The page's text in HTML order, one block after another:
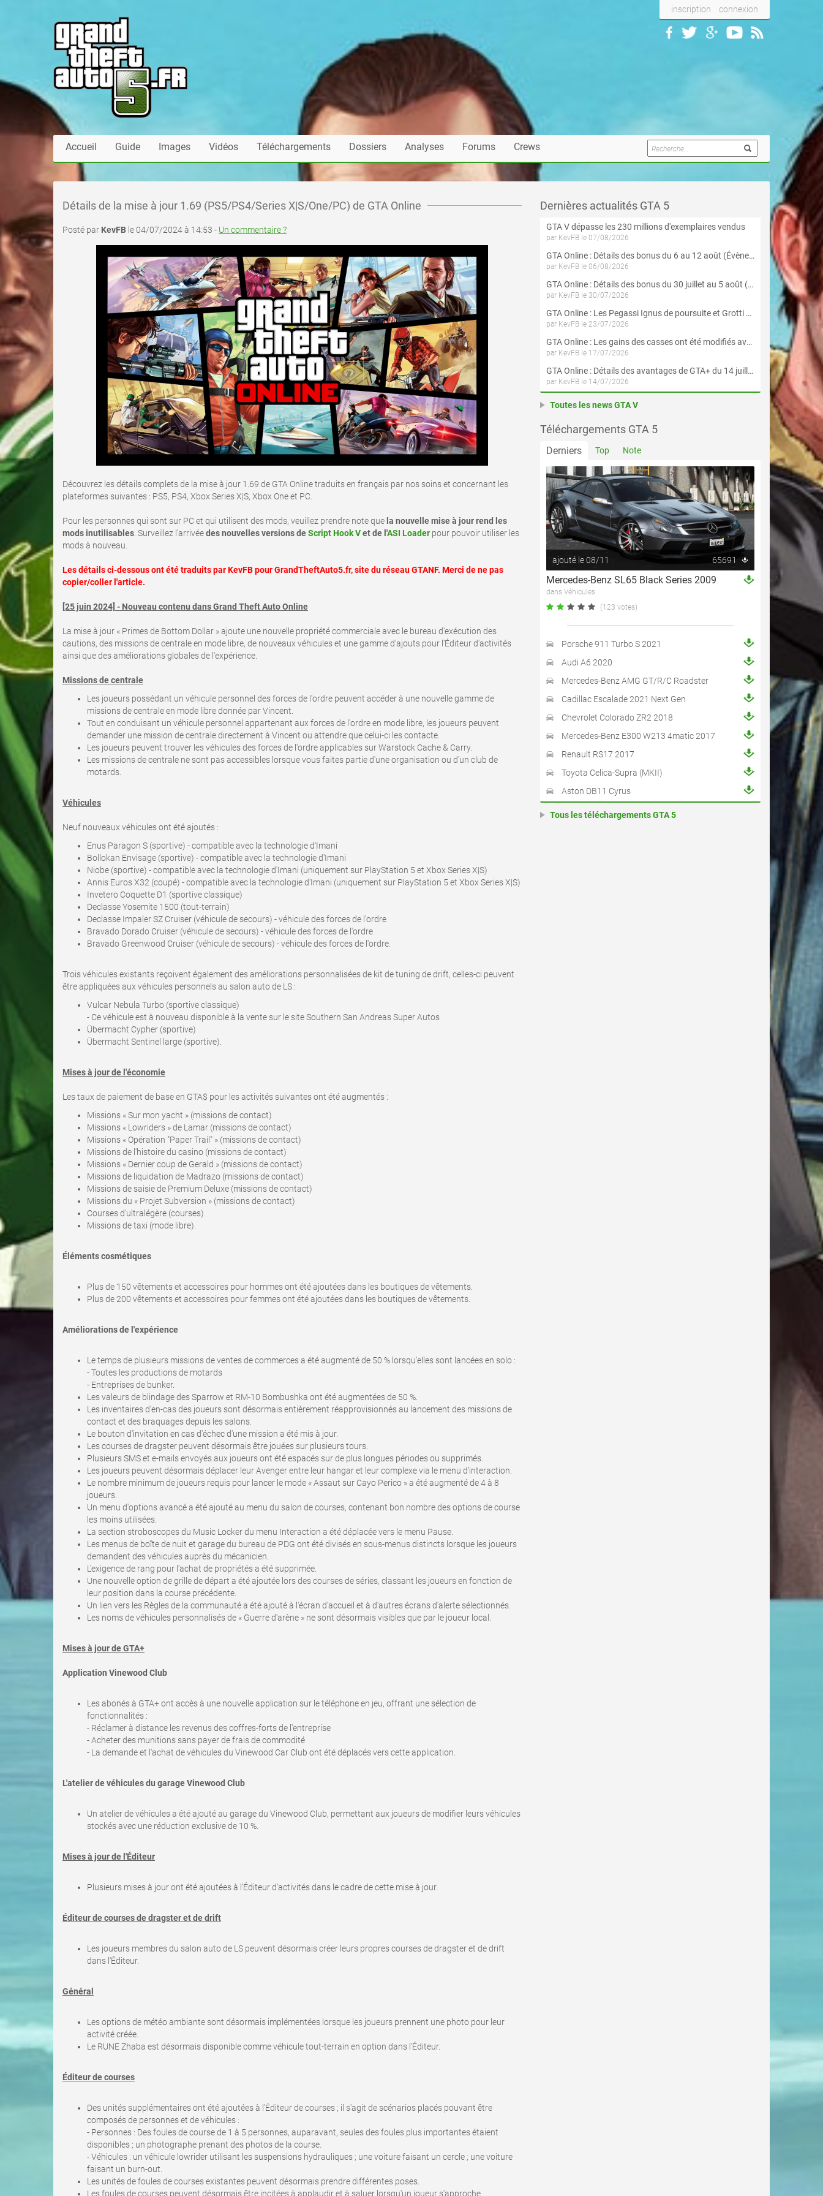
inscription connexion
Accueil Guide Images Vidéos Téléchargements Dossiers Analyses Forums Crews
Détails de la mise à jour 1.69 (PS5/PS4/Series X|S/One/PC) de GTA Online
Posté par KevFB le 04/07/2024 à 14:53 - Un commentaire ?
Découvrez les détails complets de la mise à jour 1.69 de GTA Online traduits en français par nos soins et concernant les
plateformes suivantes : PS5, PS4, Xbox Series X|S, Xbox One et PC.
Pour les personnes qui sont sur PC et qui utilisent des mods, veuillez prendre note que la nouvelle mise à jour rend les
mods inutilisables . Surveillez l'arrivéedes nouvelles versions deScript Hook Vet de l'ASI Loader pour pouvoir utiliser les
mods à nouveau.
Les détails ci-dessous ont été traduits par KevFB pour GrandTheftAuto5.fr, site du réseau GTANF. Merci de ne pas
copier/coller l'article.
[25 juin 2024] - Nouveau contenu dans Grand Theft Auto Online
La mise à jour « Primes de Bottom Dollar » ajoute une nouvelle propriété commerciale avec le bureau d'exécution des
cautions, des missions de centrale en mode libre, de nouveaux véhicules et une gamme d'ajouts pour l'Éditeur d'activités
ainsi que des améliorations globales de l'expérience.
Missions de centrale
Les joueurs possédant un véhicule personnel des forces de l'ordre peuvent accéder à une nouvelle gamme de
missions de centrale en mode libre donnée par Vincent.
Tout en conduisant un véhicule personnel appartenant aux forces de l'ordre en mode libre, les joueurs peuvent
demander une mission de centrale directement à Vincent ou attendre que celui-ci les contacte.
Les joueurs peuvent trouver les véhicules des forces de l'ordre applicables sur Warstock Cache & Carry.
Les missions de centrale ne sont pas accessibles lorsque vous faites partie d'une organisation ou d'un club de
motards.
Véhicules
Neuf nouveaux véhicules ont été ajoutés :
Enus Paragon S (sportive) - compatible avec la technologie d'Imani
Bollokan Envisage (sportive) - compatible avec la technologie d'Imani
Niobe (sportive) - compatible avec la technologie d'Imani (uniquement sur PlayStation 5 et Xbox Series X|S)
Annis Euros X32 (coupé) - compatible avec la technologie d'Imani (uniquement sur PlayStation 5 et Xbox Series X|S)
Invetero Coquette D1 (sportive classique)
Declasse Yosemite 1500 (tout-terrain)
Declasse Impaler SZ Cruiser (véhicule de secours) - véhicule des forces de l'ordre
Bravado Dorado Cruiser (véhicule de secours) - véhicule des forces de l'ordre
Bravado Greenwood Cruiser (véhicule de secours) - véhicule des forces de l'ordre.
Trois véhicules existants reçoivent également des améliorations personnalisées de kit de tuning de drift, celles-ci peuvent
être appliquées aux véhicules personnels au salon auto de LS :
Vulcar Nebula Turbo (sportive classique)
- Ce véhicule est à nouveau disponible à la vente sur le site Southern San Andreas Super Autos
Übermacht Cypher (sportive)
Übermacht Sentinel large (sportive).
Mises à jour de l'économie
Les taux de paiement de base en GTA$ pour les activités suivantes ont été augmentés :
Missions « Sur mon yacht » (missions de contact)
Missions « Lowriders » de Lamar (missions de contact)
Missions « Opération "Paper Trail" » (missions de contact)
Missions de l'histoire du casino (missions de contact)
Missions « Dernier coup de Gerald » (missions de contact)
Missions de liquidation de Madrazo (missions de contact)
Missions de saisie de Premium Deluxe (missions de contact)
Missions du « Projet Subversion » (missions de contact)
Courses d'ultralégère (courses)
Missions de taxi (mode libre).
Éléments cosmétiques
Plus de 150 vêtements et accessoires pour hommes ont été ajoutées dans les boutiques de vêtements.
Plus de 200 vêtements et accessoires pour femmes ont été ajoutées dans les boutiques de vêtements.
Améliorations de l'expérience
Le temps de plusieurs missions de ventes de commerces a été augmenté de 50 % lorsqu'elles sont lancées en solo :
- Toutes les productions de motards
- Entreprises de bunker.
Les valeurs de blindage des Sparrow et RM-10 Bombushka ont été augmentées de 50 %.
Les inventaires d'en-cas des joueurs sont désormais entièrement réapprovisionnés au lancement des missions de
contact et des braquages depuis les salons.
Le bouton d'invitation en cas d'échec d'une mission a été mis à jour.
Les courses de dragster peuvent désormais être jouées sur plusieurs tours.
Plusieurs SMS et e-mails envoyés aux joueurs ont été espacés sur de plus longues périodes ou supprimés.
Les joueurs peuvent désormais déplacer leur Avenger entre leur hangar et leur complexe via le menu d'interaction.
Le nombre minimum de joueurs requis pour lancer le mode « Assaut sur Cayo Perico » a été augmenté de 4 à 8
joueurs.
Un menu d'options avancé a été ajouté au menu du salon de courses, contenant bon nombre des options de course
les moins utilisées.
La section stroboscopes du Music Locker du menu Interaction a été déplacée vers le menu Pause.
Les menus de boîte de nuit et garage du bureau de PDG ont été divisés en sous-menus distincts lorsque les joueurs
demandent des véhicules auprès du mécanicien.
L'exigence de rang pour l'achat de propriétés a été supprimée.
Une nouvelle option de grille de départ a été ajoutée lors des courses de séries, classant les joueurs en fonction de
leur position dans la course précédente.
Un lien vers les Règles de la communauté a été ajouté à l'écran d'accueil et à d'autres écrans d'alerte sélectionnés.
Les noms de véhicules personnalisés de « Guerre d'arène » ne sont désormais visibles que par le joueur local.
Mises à jour de GTA+
Application Vinewood Club
Les abonés à GTA+ ont accès à une nouvelle application sur le téléphone en jeu, offrant une sélection de
fonctionnalités :
- Réclamer à distance les revenus des coffres-forts de l'entreprise
- Acheter des munitions sans payer de frais de commodité
- La demande et l'achat de véhicules du Vinewood Car Club ont été déplacés vers cette application.
L'atelier de véhicules du garage Vinewood Club
Un atelier de véhicules a été ajouté au garage du Vinewood Club, permettant aux joueurs de modifier leurs véhicules
stockés avec une réduction exclusive de 10 %.
Mises à jour de l'Éditeur
Plusieurs mises à jour ont été ajoutées à l'Éditeur d'activités dans le cadre de cette mise à jour.
Éditeur de courses de dragster et de drift
Les joueurs membres du salon auto de LS peuvent désormais créer leurs propres courses de dragster et de drift
dans l'Éditeur.
Général
Les options de météo ambiante sont désormais implémentées lorsque les joueurs prennent une photo pour leur
activité créée.
Le RUNE Zhaba est désormais disponible comme véhicule tout-terrain en option dans l'Éditeur.
Éditeur de courses
Des unités supplémentaires ont été ajoutées à l'Éditeur de courses ; il s'agit de scénarios placés pouvant être
composés de personnes et de véhicules :
- Personnes : Des foules de course de 1 à 5 personnes, auparavant, seules des foules plus importantes étaient
disponibles ; un photographe prenant des photos de la course.
- Véhicules : un véhicule lowrider utilisant les suspensions hydrauliques ; une voiture faisant un cercle ; une voiture
faisant un burn-out.
Les unités de foules de courses existantes peuvent désormais prendre différentes poses.
Les foules de courses peuvent désormais être incitées à applaudir et à saluer lorsqu'un joueur s'approche.
Dernières actualités GTA 5
GTA V dépasse les 230 millions d'exemplaires vendus
par KevFB le 07/08/2026
GTA Online : Détails des bonus du 6 au 12 août (Évènement « Braquages de l'été » - Suite et fin)
par KevFB le 06/08/2026
GTA Online : Détails des bonus du 30 juillet au 5 août (Évènement « Braquages d'été »)
par KevFB le 30/07/2026
GTA Online : Les Pegassi Ignus de poursuite et Grotti Veleno GT sont maintenant disponibles
par KevFB le 23/07/2026
GTA Online : Les gains des casses ont été modifiés avec la mise à jour « Le Braquage du Kortz Center »
par KevFB le 17/07/2026
GTA Online : Détails des avantages de GTA+ du 14 juillet au 12 août
par KevFB le 14/07/2026
Toutes les news GTA V
Téléchargements GTA 5
Derniers Top Note
ajouté le 08/11 65691
Mercedes-Benz SL65 Black Series 2009
dans Véhicules
(123 votes)
Porsche 911 Turbo S 2021
Audi A6 2020
Mercedes-Benz AMG GT/R/C Roadster
Cadillac Escalade 2021 Next Gen
Chevrolet Colorado ZR2 2018
Mercedes-Benz E300 W213 4matic 2017
Renault RS17 2017
Toyota Celica-Supra (MKII)
Aston DB11 Cyrus
Tous les téléchargements GTA 5